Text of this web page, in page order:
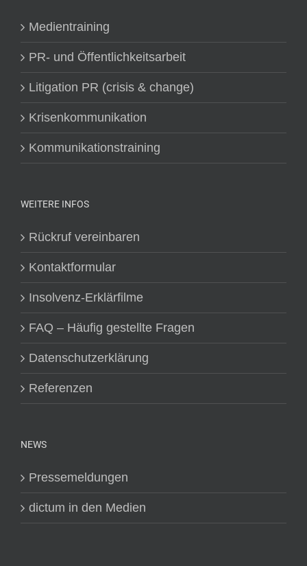
Medientraining
PR- und Öffentlichkeitsarbeit
Litigation PR (crisis & change)
Krisenkommunikation
Kommunikationstraining
WEITERE INFOS
Rückruf vereinbaren
Kontaktformular
Insolvenz-Erklärfilme
FAQ – Häufig gestellte Fragen
Datenschutzerklärung
Referenzen
NEWS
Pressemeldungen
dictum in den Medien